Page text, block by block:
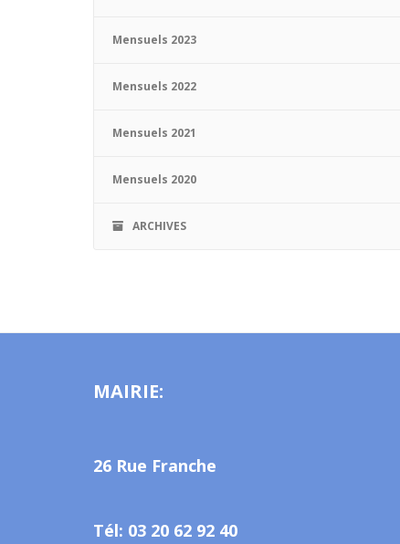
Mensuels 2023
Mensuels 2022
Mensuels 2021
Mensuels 2020
ARCHIVES
MAIRIE:
26 Rue Franche
Tél: 03 20 62 92 40